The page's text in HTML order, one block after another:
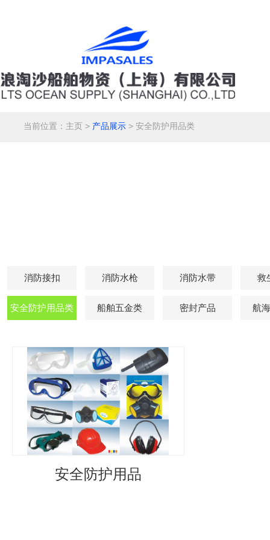
当前位置： 主页 > 产品展示 > 安全防护用品类
消防接扣 消防水枪 消防水带 救
安全防护用品类 船舶五金类 密封产品 航
安全防护用品